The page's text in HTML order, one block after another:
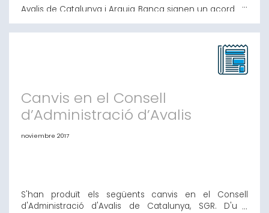
Avalis de Catalunya i Arquia Banca signen un acord de
autònoms Barcelona, 12 de desembre de 2017.- Avalis
de Catalunya, societat de garantia recíproca, i Arquia
Banca, entitat que presta serveis financers a clients
professionals, han signat un acord marc per un valor
Canvis en el Consell
d’Administració d’Avalis
noviembre 2017
S'han produït els següents canvis en el Consell
d'Administració d'Avalis de Catalunya, SGR. D'una